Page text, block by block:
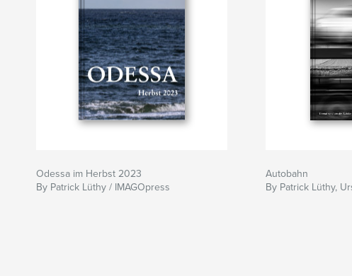
Odessa im Herbst 2023
By Patrick Lüthy / IMAGOpress
Autobahn
By Patrick Lüthy,